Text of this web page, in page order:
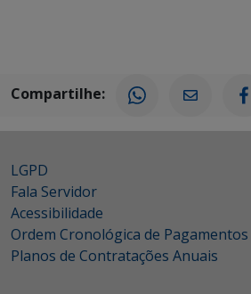
Compartilhe:
LGPD
Fala Servidor
Acessibilidade
Ordem Cronológica de Pagamentos
Planos de Contratações Anuais